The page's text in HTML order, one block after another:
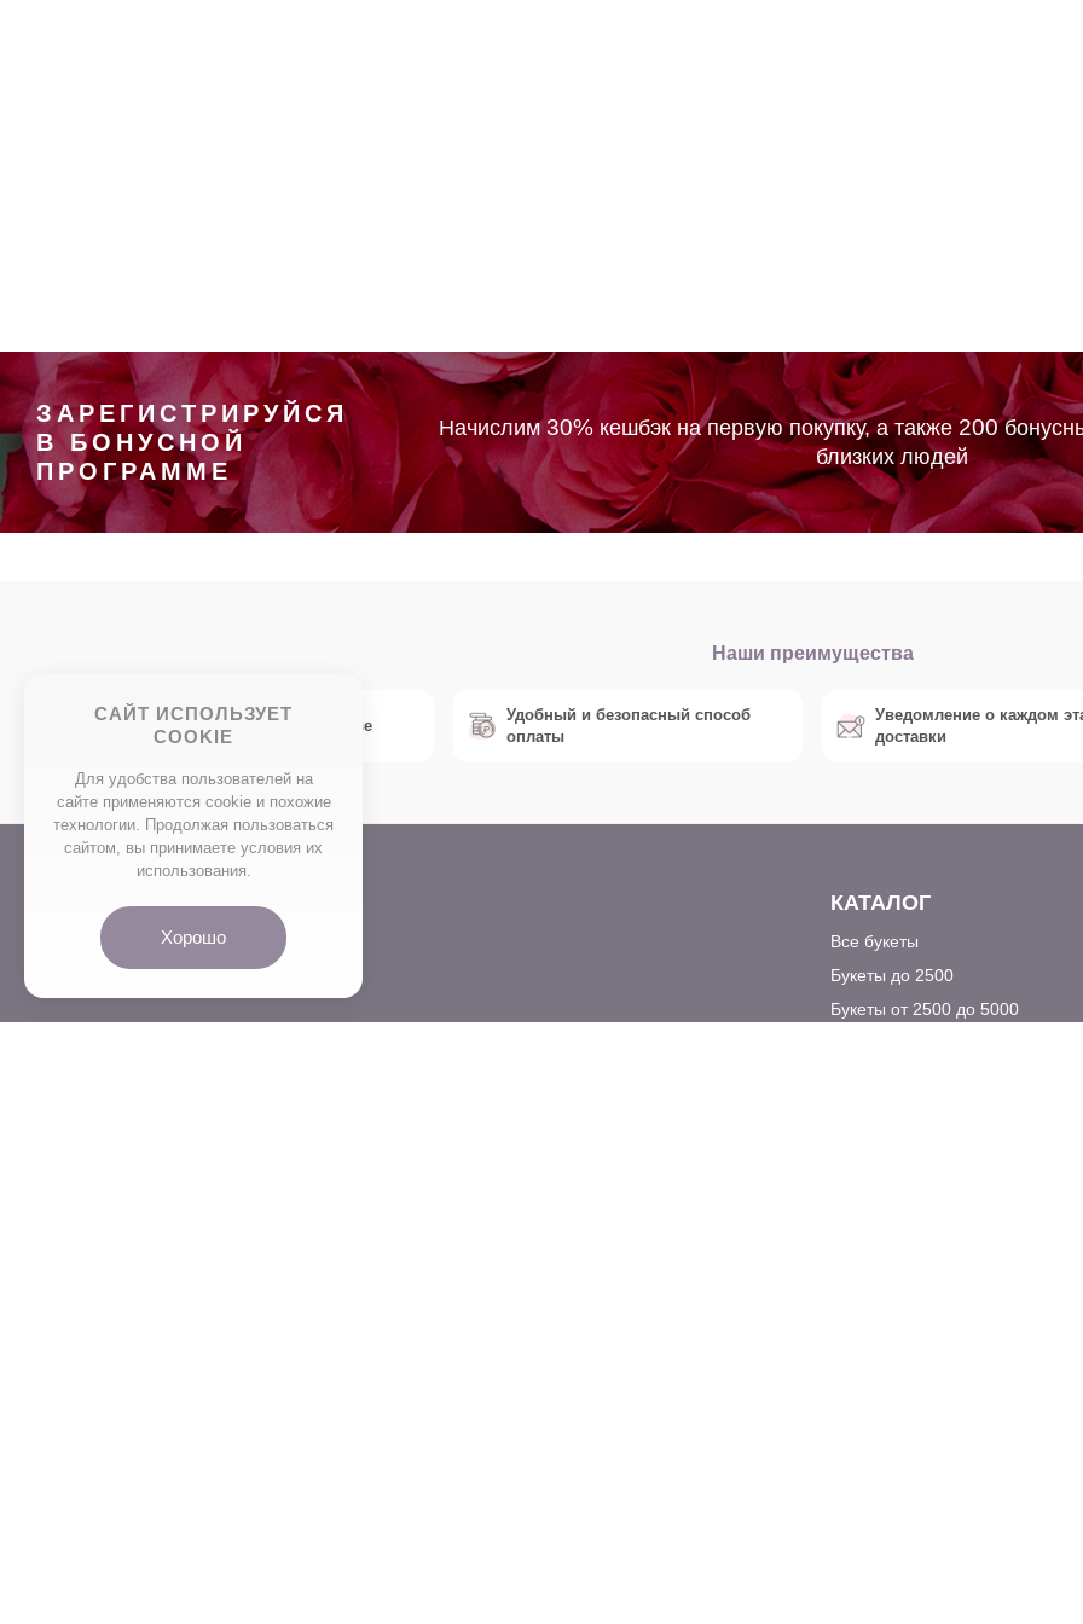
ЗАРЕГИСТРИРУЙСЯ
В БОНУСНОЙ
ПРОГРАММЕ
Начислим30%кешбэк на первую покупку, а также 200
близких людей
Наши преимущества
Экспресс доставка по Москве
Удобный и безопасный способ
оплаты
Уведомление о каждом
доставки
КАТАЛОГ
Все букеты
Букеты до 2500
Букеты от 2500 до 5000
САЙТ ИСПОЛЬЗУЕТ
COOKIE
Для удобства пользователей на
сайте применяются сookie и похожие
технологии. Продолжая пользоваться
сайтом, вы принимаете условия их
использования.
Хорошо